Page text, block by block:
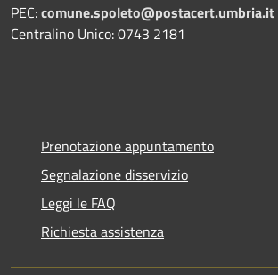
PEC:comune.spoleto@postacert.umbria.it
Centralino Unico: 0743 2181
Prenotazione appuntamento
Segnalazione disservizio
Leggi le FAQ
Richiesta assistenza